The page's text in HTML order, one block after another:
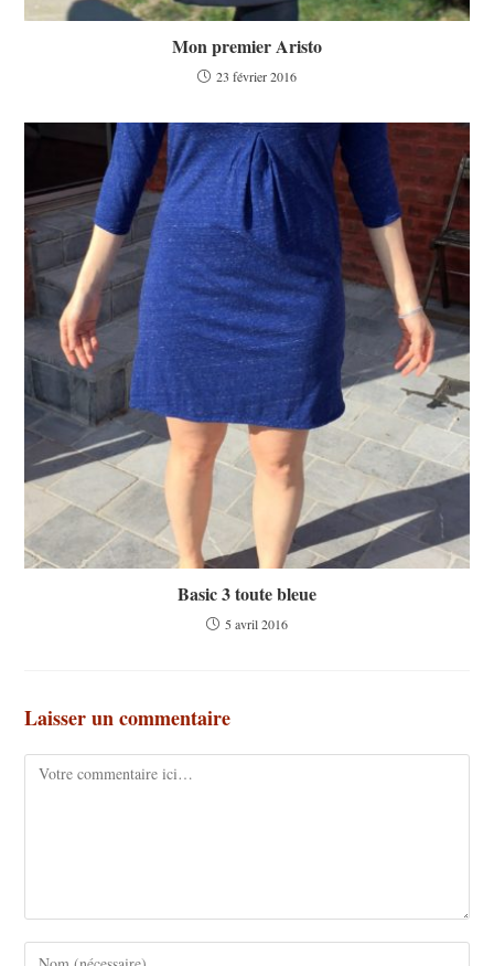
Mon premier Aristo
23 février 2016
Basic 3 toute bleue
5 avril 2016
Laisser un commentaire